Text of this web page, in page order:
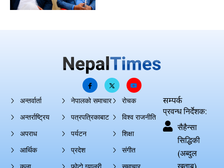
अन्तर्वार्ता
अन्तर्राष्ट्रिय
अपराध
आर्थिक
नेपालको समाचार
पत्रपत्रिकाबाट
पर्यटन
प्रदेश
रोचक
विश्व राजनीति
शिक्षा
संगीत
सम्पर्क
प्रवन्ध निर्देशक:
सैहैन्सा
सिद्धिकी
(अब्दुल
खताब)